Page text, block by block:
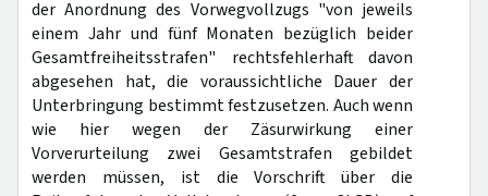
der Anordnung des Vorwegvollzugs "von jeweils
einem Jahr und fünf Monaten bezüglich beider
Gesamtfreiheitsstrafen" rechtsfehlerhaft davon
abgesehen hat, die voraussichtliche Dauer der
Unterbringung bestimmt festzusetzen. Auch wenn
wie hier wegen der Zäsurwirkung einer
Vorverurteilung zwei Gesamtstrafen gebildet
werden müssen, ist die Vorschrift über die